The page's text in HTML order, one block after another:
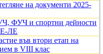
на документи 2025-
ФУЧ и спортни дейности
ЛЕ
във втори етап на
в VIII клас